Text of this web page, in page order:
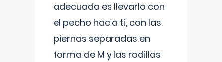
adecuada es llevarlo con
el pecho hacia ti, con las
piernas separadas en
forma de M y las rodillas